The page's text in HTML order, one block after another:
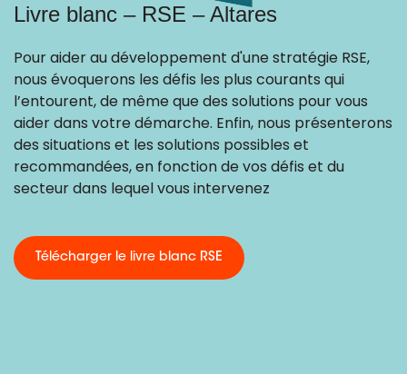
Livre blanc – RSE – Altares
Pour aider au développement d'une stratégie RSE,
nous évoquerons les défis les plus courants qui
l’entourent, de même que des solutions pour vous
aider dans votre démarche. Enfin, nous présenterons
des situations et les solutions possibles et
recommandées, en fonction de vos défis et du
secteur dans lequel vous intervenez
Télécharger le livre blanc RSE